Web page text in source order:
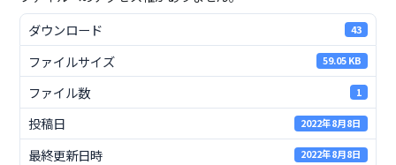
ダウンロード
43
ファイルサイズ 59.05 KB
ファイル数 1
投稿日 2022年8月8日
最終更新日時 2022年8月8日